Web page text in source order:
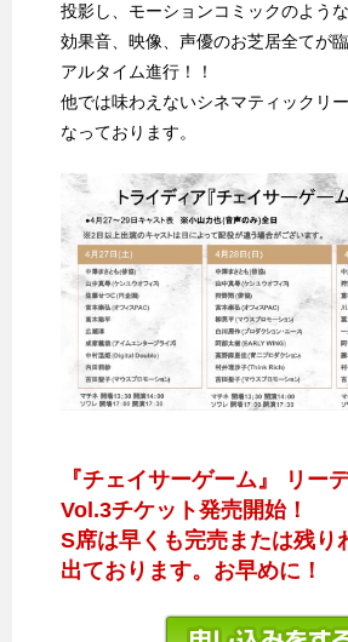
投影し、モーションコミックのような
効果音、映像、声優のお芝居全てが
アルタイム進行！！
他では味わえないシネマティックリ
なっております。
『チェイサーゲーム』 リー
Vol.3チケット発売開始！
S席は早くも完売または残り
出ております。お早めに！